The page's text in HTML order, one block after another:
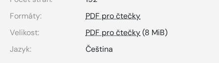
Formáty:
PDF pro čtečky
Velikost:
PDF pro čtečky(8 MiB)
Jazyk:
Čeština